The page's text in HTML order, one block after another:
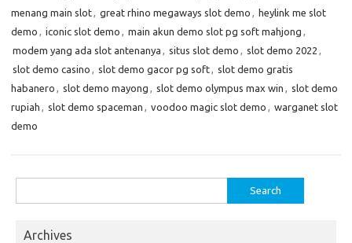
menang main slot, great rhino megaways slot demo , heylink me slot
demo , iconic slot demo , main akun demo slot pg soft mahjong ,
modem yang ada slot antenanya , situs slot demo , slot demo 2022 ,
slot demo casino , slot demo gacor pg soft, slot demo gratis
habanero , slot demo mayong , slot demo olympus max win , slot demo
rupiah , slot demo spaceman , voodoo magic slot demo , warganet slot
demo
for:
Archives